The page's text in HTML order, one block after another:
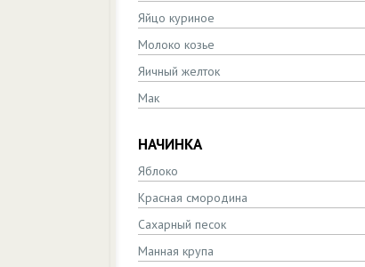
Яйцо куриное
Молоко козье
Яичный желток
Мак
НАЧИНКА
Яблоко
Красная смородина
Сахарный песок
Манная крупа